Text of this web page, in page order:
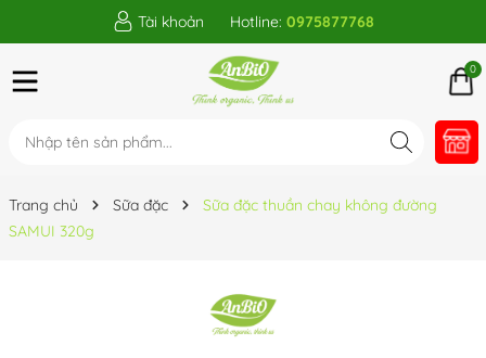
Tài khoản Hotline: 0975877768
0
Trang chủ Sữa đặc
Sữa đặc thuần chay không đường
SAMUI 320g